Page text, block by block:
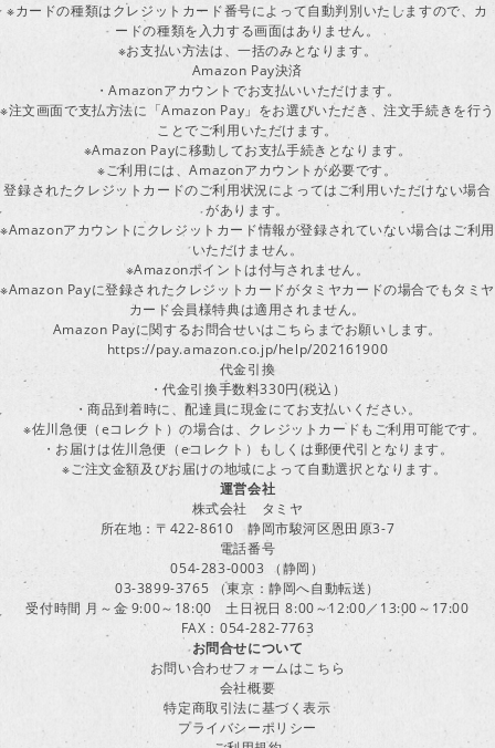
※カードの種類はクレジットカード番号によって自動判別いたしますので、カ
ードの種類を入力する画面はありません。
※お支払い方法は、一括のみとなります。
Amazon Pay決済
・Amazonアカウントでお支払いいただけます。
※注文画面で支払方法に「Amazon Pay」をお選びいただき、注文手続きを行う
ことでご利用いただけます。
※Amazon Payに移動してお支払手続きとなります。
※ご利用には、Amazonアカウントが必要です。
登録されたクレジットカードのご利用状況によってはご利用いただけない場合
があります。
※Amazonアカウントにクレジットカード情報が登録されていない場合はご利用
いただけません。
※Amazonポイントは付与されません。
※Amazon Payに登録されたクレジットカードがタミヤカードの場合でもタミヤ
カード会員様特典は適用されません。
Amazon Payに関するお問合せいはこちらまでお願いします。
https://pay.amazon.co.jp/help/202161900
代金引換
・代金引換手数料330円(税込）
・商品到着時に、配達員に現金にてお支払いください。
※佐川急便（eコレクト）の場合は、クレジットカードもご利用可能です。
・お届けは佐川急便（eコレクト）もしくは郵便代引となります。
※ご注文金額及びお届けの地域によって自動選択となります。
運営会社
株式会社 タミヤ
所在地：〒422-8610 静岡市駿河区恩田原3-7
電話番号
054-283-0003 （静岡）
03-3899-3765 （東京：静岡へ自動転送）
受付時間 月～金 9:00～18:00 土日祝日 8:00～12:00／13:00～17:00
FAX：054-282-7763
お問合せについて
お問い合わせフォームはこちら
会社概要
特定商取引法に基づく表示
プライバシーポリシー